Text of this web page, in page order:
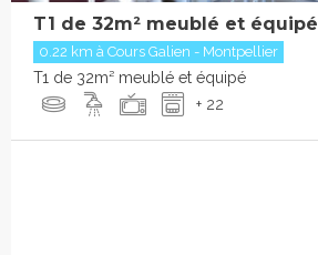
T1 de 32m² meublé et équipé
0.22 km à Cours Galien - Montpellier
T1 de 32m² meublé et équipé
+ 22